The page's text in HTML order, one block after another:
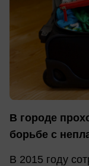
В городе
борьбе с
В 2015 году